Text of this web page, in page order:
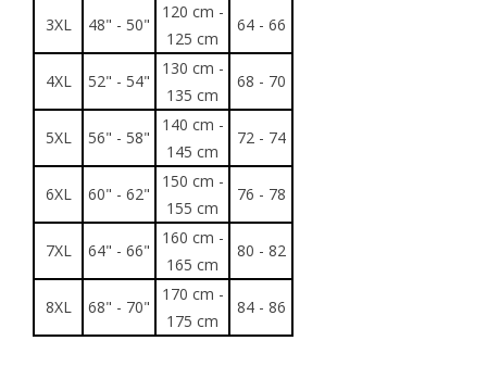
3XL 48" - 50"
120 cm -
125 cm
64 - 66
4XL 52" - 54"
130 cm -
135 cm
68 - 70
5XL 56" - 58"
140 cm -
145 cm
72 - 74
6XL 60" - 62"
150 cm -
155 cm
76 - 78
7XL 64" - 66"
160 cm -
165 cm
80 - 82
8XL 68" - 70"
170 cm -
175 cm
84 - 86